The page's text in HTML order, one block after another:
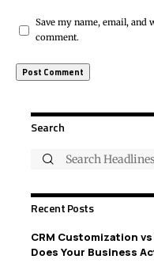
Save my name, email,
comment.
Search
Recent Posts
CRM Customization
Does Your Business